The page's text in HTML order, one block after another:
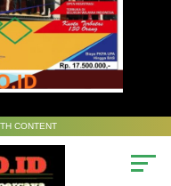
CONTENT